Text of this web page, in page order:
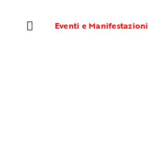
contenuto
Eventi e Manifestazioni